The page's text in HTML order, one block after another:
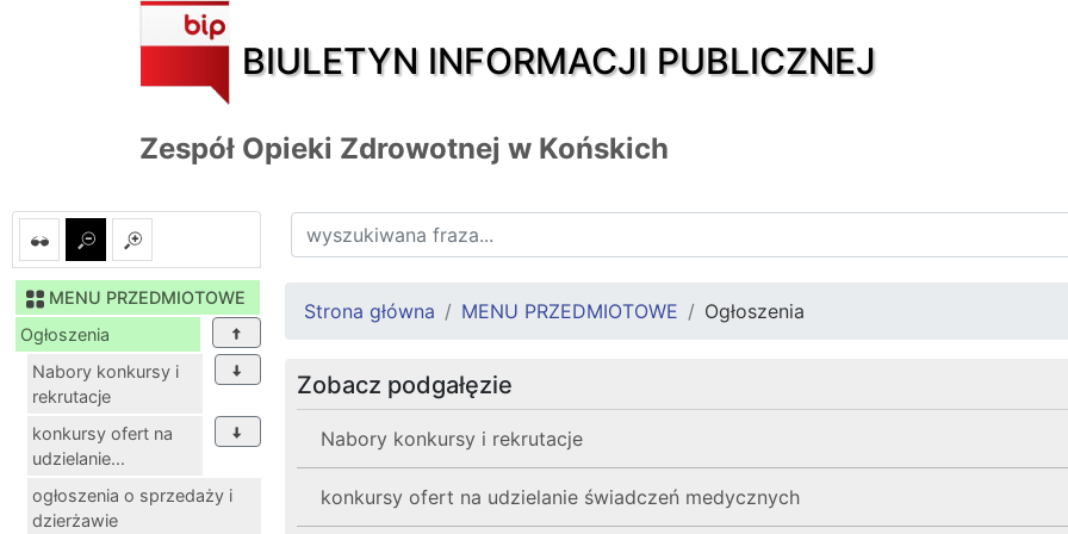
BIULETYN INFORMACJI PUBLICZNEJ
Zespół Opieki Zdrowotnej w Końskich
MENU PRZEDMIOTOWE
Ogłoszenia
Nabory konkursy i
rekrutacje
konkursy ofert na
udzielanie...
ogłoszenia o sprzedaży i
dzierżawie
Strona główna MENU PRZEDMIOTOWE Ogłoszenia
Zobacz podgałęzie
Nabory konkursy i rekrutacje
konkursy ofert na udzielanie świadczeń medycznych